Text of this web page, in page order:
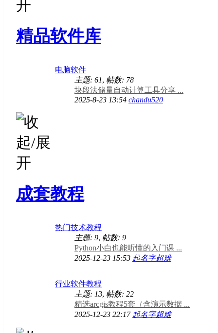
精品软件库
电脑软件
主题: 61, 帖数: 78
块段法储量自动计算工具分享 ...
2025-8-23 13:54 chandu520
成套教程
热门技术教程
主题: 9, 帖数: 9
Python小白也能听懂的入门课 ...
2025-12-23 15:53 起名字超难
行业软件教程
主题: 13, 帖数: 22
精选arcgis教程5套（含演示数据 ...
2025-12-23 22:17 起名字超难